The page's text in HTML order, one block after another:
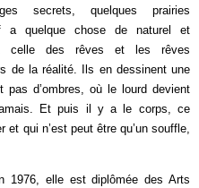
secrets, quelques prairies
a quelque chose de naturel et
celle des rêves et les rêves
de la réalité. Ils en dessinent une
d’ombres, où le lourd devient
Et puis il y a le corps, ce
qui n’est peut être qu’un souffle,
1976, elle est diplômée des Arts